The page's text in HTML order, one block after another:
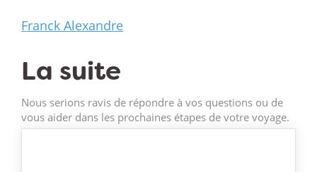
Franck Alexandre
La suite
Nous serions ravis de répondre à vos questions ou de
vous aider dans les prochaines étapes de votre voyage.